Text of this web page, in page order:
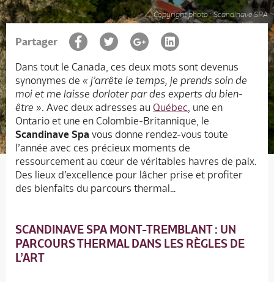
Copyright photo : Scandinave SPA
Partager
Dans tout le Canada, ces deux mots sont devenus
synonymes de « j’arrête le temps, je prends soin de
moi et me laisse dorloter par des experts du bien-
être ». Avec deux adresses au Québec, une en
Ontario et une en Colombie-Britannique, le
Scandinave Spa vous donne rendez-vous toute
l’année avec ces précieux moments de
ressourcement au cœur de véritables havres de paix.
Des lieux d’excellence pour lâcher prise et profiter
des bienfaits du parcours thermal…
SCANDINAVE SPA MONT-TREMBLANT : UN
PARCOURS THERMAL DANS LES RÈGLES DE
L’ART